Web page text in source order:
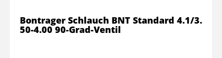
Bontrager Schlauch BNT Standard 4.1/3.
50-4.00 90-Grad-Ventil